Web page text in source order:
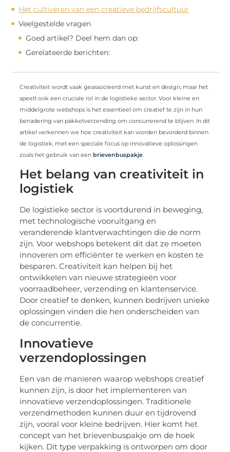
Het cultiveren van een creatieve bedrijfscultuur
Veelgestelde vragen
Goed artikel? Deel hem dan op:
Gerelateerde berichten:
Creativiteit wordt vaak geassocieerd met kunst en design, maar het
speelt ook een cruciale rol in de logistieke sector. Voor kleine en
middelgrote webshops is het essentieel om creatief te zijn in hun
benadering van pakketverzending om concurrerend te blijven. In dit
artikel verkennen we hoe creativiteit kan worden bevorderd binnen
de logistiek, met een speciale focus op innovatieve oplossingen
zoals het gebruik van een brievenbuspakje
Het belang van creativiteit in
logistiek
De logistieke sector is voortdurend in beweging,
met technologische vooruitgang en
veranderende klantverwachtingen die de norm
zijn. Voor webshops betekent dit dat ze moeten
innoveren om efficiënter te werken en kosten te
besparen. Creativiteit kan helpen bij het
ontwikkelen van nieuwe strategieën voor
voorraadbeheer, verzending en klantenservice.
Door creatief te denken, kunnen bedrijven unieke
oplossingen vinden die hen onderscheiden van
de concurrentie.
Innovatieve
verzendoplossingen
Een van de manieren waarop webshops creatief
kunnen zijn, is door het implementeren van
innovatieve verzendoplossingen. Traditionele
verzendmethoden kunnen duur en tijdrovend
zijn, vooral voor kleine bedrijven. Hier komt het
concept van het brievenbuspakje om de hoek
kijken. Dit type verpakking is ontworpen om door